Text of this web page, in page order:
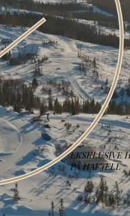
EKSKLUSIVE
PÅ HAFJELL